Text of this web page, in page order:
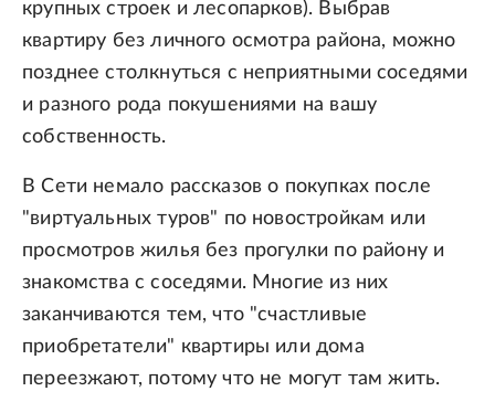
крупных строек и лесопарков). Выбрав
квартиру без личного осмотра района, можно
позднее столкнуться с неприятными соседями
и разного рода покушениями на вашу
собственность.
В Сети немало рассказов о покупках после
"виртуальных туров" по новостройкам или
просмотров жилья без прогулки по району и
знакомства с соседями. Многие из них
заканчиваются тем, что "счастливые
приобретатели" квартиры или дома
переезжают, потому что не могут там жить.